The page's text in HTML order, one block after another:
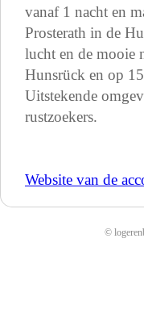
vanaf 1 nacht en
Prosterath in de
lucht en de mooie
Hunsrück en op
Uitstekende
rustzoekers.
Website van de
©